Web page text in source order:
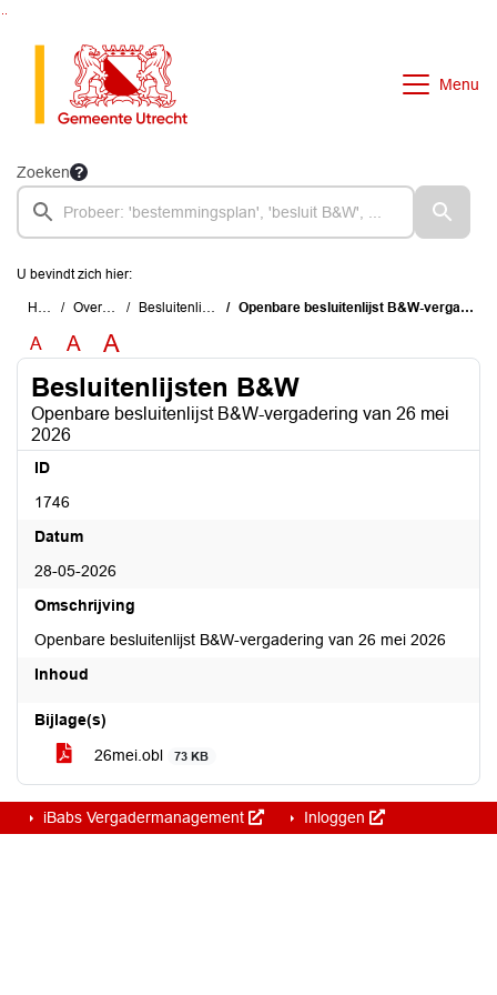
Menu
Zoeken
U bevindt zich hier:
Home Overzichten Besluitenlijsten B&W Openbare besluitenlijst B&W-vergadering van 26 mei 2026
A A A
Besluitenlijsten B&W
Openbare besluitenlijst B&W-vergadering van 26 mei
2026
ID
1746
Datum
28-05-2026
Omschrijving
Openbare besluitenlijst B&W-vergadering van 26 mei 2026
Inhoud
Bijlage(s)
26mei.obl
73 KB
iBabs Vergadermanagement Inloggen